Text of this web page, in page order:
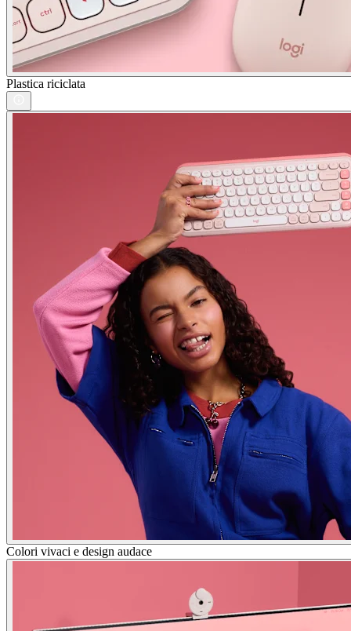
Plastica riciclata
Colori vivaci e design audace